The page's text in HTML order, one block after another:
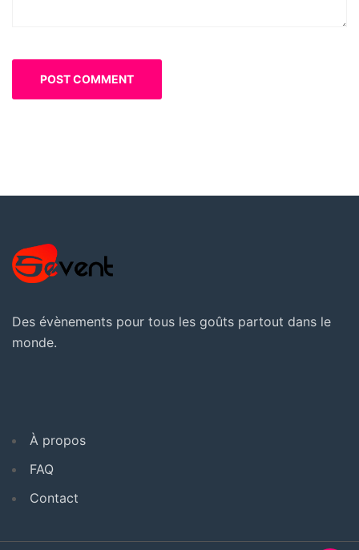
Des évènements pour tous les goûts partout dans le
monde.
À propos
FAQ
Contact